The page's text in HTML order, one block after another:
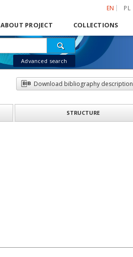
EN PL
ABOUT PROJECT COLLECTIONS
Advanced search
Download bibliography description
STRUCTURE